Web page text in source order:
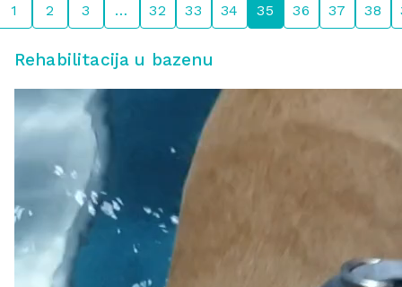
1 2 3 … 32 33 34 35 36 37 38
Rehabilitacija u bazenu
e
d